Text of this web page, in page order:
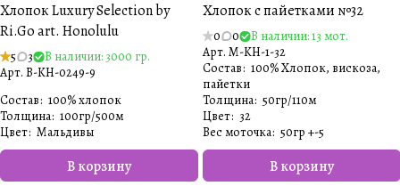
Хлопок Luxury Selection by
Ri.Go art. Honolulu
5 3
В наличии: 3000 гр.
Арт. B-KH-0249-9
В корзину
Состав: 100% хлопок
Толщина: 100гр/500м
Цвет: Мальдивы
Хлопок с пайетками №32
0 0
В наличии: 13 мот.
Арт. M-KH-1-32
В корзину
Состав: 100% Хлопок, вискоза,
пайетки
Толщина: 50гр/110м
Цвет: 32
Вес моточка: 50гр +-5